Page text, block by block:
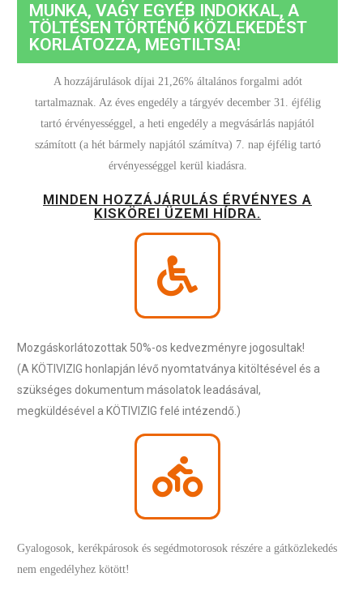
MUNKA, VAGY EGYÉB INDOKKAL, A
TÖLTÉSEN TÖRTÉNŐ KÖZLEKEDÉST
KORLÁTOZZA, MEGTILTSA!
A hozzájárulások díjai 21,26% általános forgalmi adót
tartalmaznak. Az éves engedély a tárgyév december 31. éjfélig
tartó érvényességgel, a heti engedély a megvásárlás napjától
számított (a hét bármely napjától számítva) 7. nap éjfélig tartó
érvényességgel kerül kiadásra.
MINDEN HOZZÁJÁRULÁS ÉRVÉNYES A
KISKÖREI ÜZEMI HÍDRA.
Mozgáskorlátozottak 50%-os kedvezményre jogosultak!
(A KÖTIVIZIG honlapján lévő nyomtatványa kitöltésével és a
szükséges dokumentum másolatok leadásával,
megküldésével a KÖTIVIZIG felé intézendő.)
Gyalogosok, kerékpárosok és segédmotorosok részére a gátközlekedés
nem engedélyhez kötött!